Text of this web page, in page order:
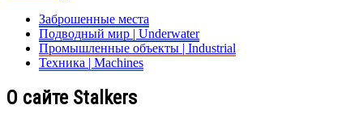
Заброшенные места
Подводный мир | Underwater
Промышленные объекты | Industrial
Техника | Machines
О сайте Stalkers